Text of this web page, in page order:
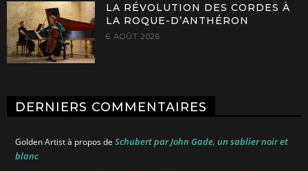
LA RÉVOLUTION DES CORDES À
LA ROQUE-D’ANTHÉRON
6 AOÛT 2026
DERNIERS COMMENTAIRES
Golden Artistà propos de Schubert par John Gade, un sablier noir et
blanc